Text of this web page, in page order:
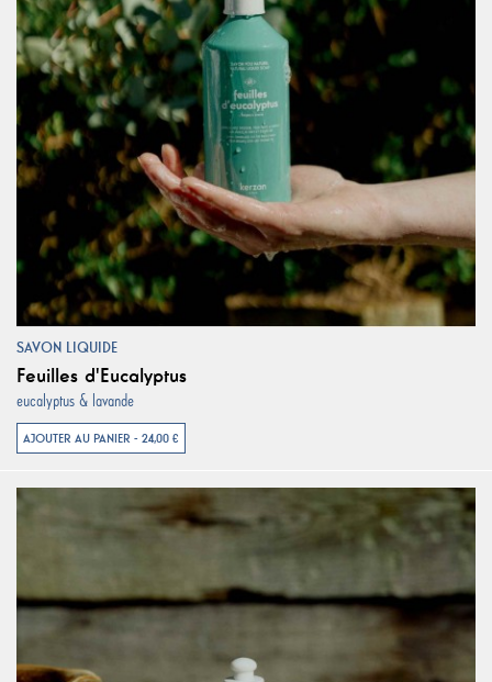
SAVON LIQUIDE
Feuilles d'Eucalyptus
eucalyptus & lavande
AJOUTER AU PANIER - 24,00 €